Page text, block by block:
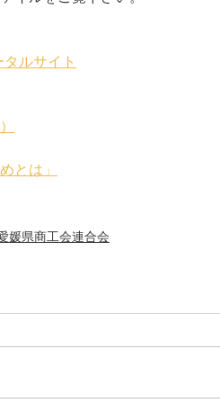
ルサイト
とは」
媛県商工会連合会